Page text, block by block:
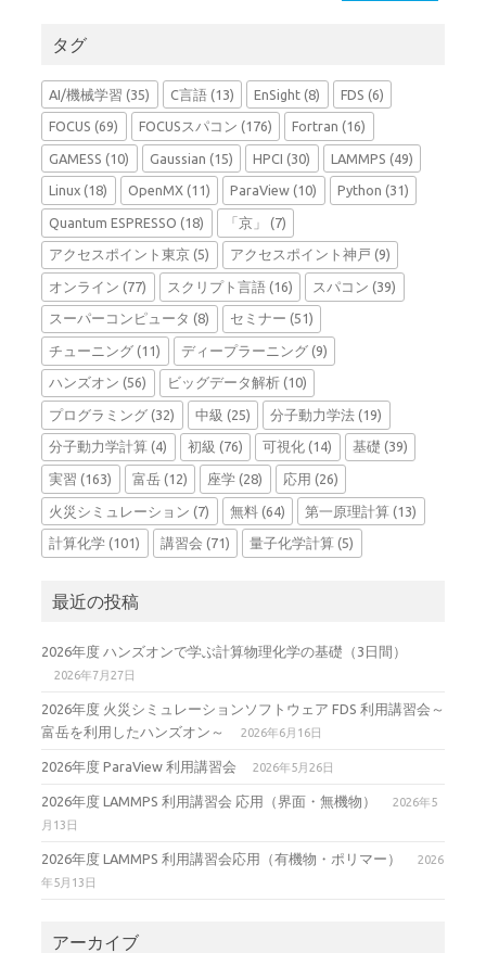
タグ
AI/機械学習 (35) C言語(13) EnSight (8) FDS (6)
FOCUS (69) FOCUSスパコン (176) Fortran (16)
GAMESS (10) Gaussian (15) HPCI (30) LAMMPS (49)
Linux (18) OpenMX(11) ParaView (10) Python (31)
Quantum ESPRESSO (18) 「京」 (7)
アクセスポイント東京 (5) アクセスポイント神戸 (9)
オンライン (77) スクリプト言語(16) スパコン (39)
スーパーコンピュータ (8) セミナー (51)
チューニング (11) ディープラーニング(9)
ハンズオン (56) ビッグデータ解析(10)
プログラミング (32) 中級 (25) 分子動力学法 (19)
分子動力学計算 (4) 初級 (76) 可視化 (14) 基礎 (39)
実習 (163) 富岳(12) 座学 (28) 応用 (26)
火災シミュレーション (7) 無料(64) 第一原理計算 (13)
計算化学 (101) 講習会 (71) 量子化学計算 (5)
最近の投稿
2026年度 ハンズオンで学ぶ計算物理化学の基礎（3日間）
2026年7月27日
2026年度 火災シミュレーションソフトウェア FDS 利用講習会～
富岳を利用したハンズオン～
2026年6月16日
2026年度 ParaView 利用講習会 2026年5月26日
2026年度 LAMMPS 利用講習会 応用（界面・無機物）
2026年5
月13日
2026年度 LAMMPS 利用講習会応用（有機物・ポリマー）
2026
年5月13日
アーカイブ